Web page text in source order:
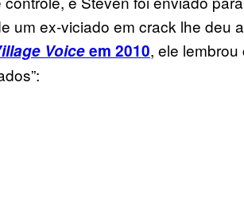
um ex-viciado em crack lhe deu
Voiceem 2010, ele